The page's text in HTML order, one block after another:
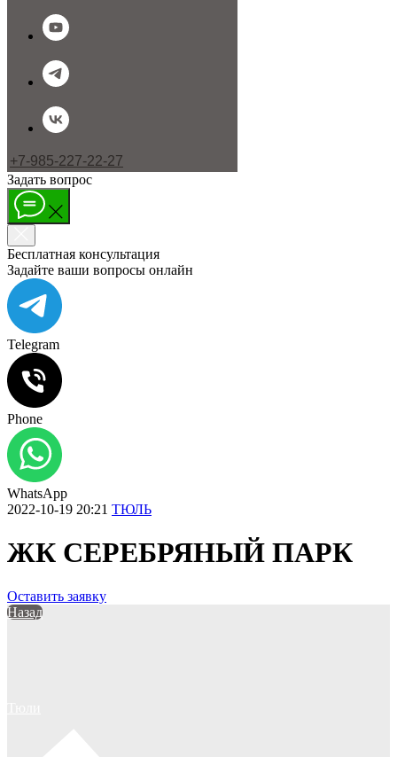
МЕНЮ
+7-985-227-22-27
Задать вопрос
Бесплатная консультация
Задайте ваши вопросы онлайн
Telegram
Phone
WhatsApp
2022-10-19 20:21 ТЮЛЬ
ЖК СЕРЕБРЯНЫЙ ПАРК
Оставить заявку
Назад